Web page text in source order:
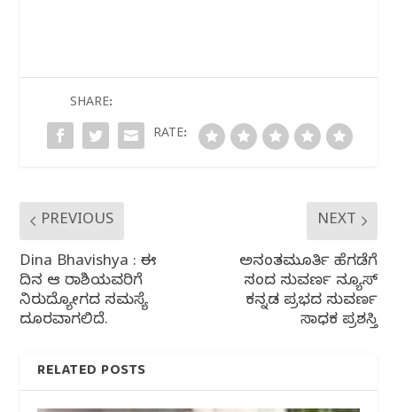
b
o
o
r A
p
ra
SHARE:
RATE:
PREVIOUS
Dina Bhavishya : ಈ
ದಿನ ಆ ರಾಶಿಯವರಿಗೆ
ನಿರುದ್ಯೋಗದ ಸಮಸ್ಯೆ
ದೂರವಾಗಲಿದೆ.
NEXT
ಅನಂತಮೂರ್ತಿ ಹೆಗಡೆಗೆ
ಸಂದ ಸುವರ್ಣ ನ್ಯೂಸ್
ಕನ್ನಡ ಪ್ರಭದ ಸುವರ್ಣ
ಸಾಧಕ ಪ್ರಶಸ್ತಿ
RELATED POSTS